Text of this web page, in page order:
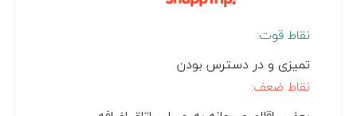
نقاط قوت:
تمیزی و در دسترس بودن
نقاط ضعف: